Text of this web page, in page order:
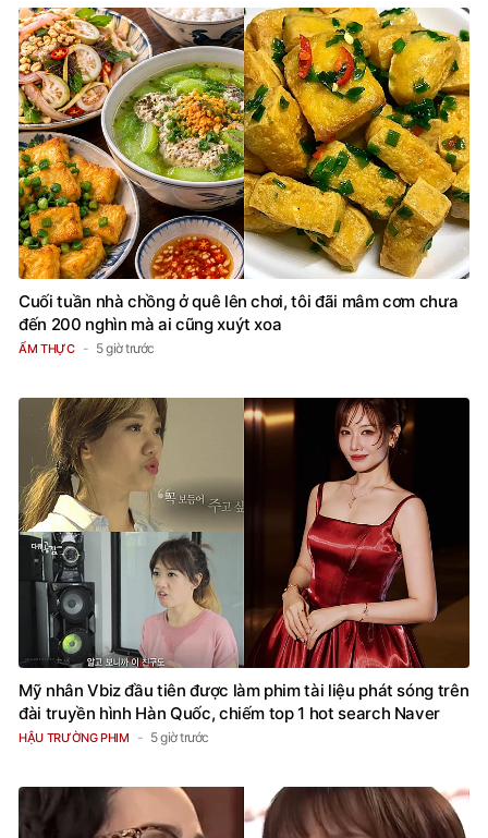
Cuối tuần nhà chồng ở quê lên chơi, tôi đãi mâm cơm chưa
đến 200 nghìn mà ai cũng xuýt xoa
ẨM THỰC 5 giờ trước
Mỹ nhân Vbiz đầu tiên được làm phim tài liệu phát sóng trên
đài truyền hình Hàn Quốc, chiếm top 1 hot search Naver
HẬU TRƯỜNG PHIM 5 giờ trước